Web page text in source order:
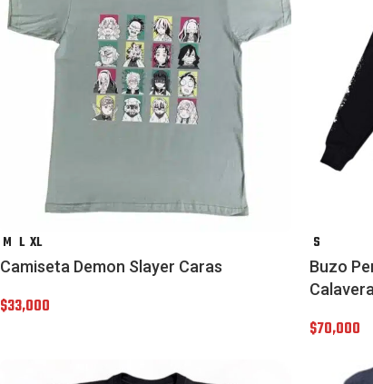
M L XL
Camiseta Demon Slayer Caras
$33,000
S
Buzo
Calavera
$70,000